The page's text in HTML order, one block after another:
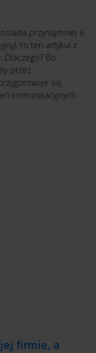
przynajmniej 6
to ten artykuł z
Dlaczego? Bo
przez
się
komunikacyjnych.
firmie, a